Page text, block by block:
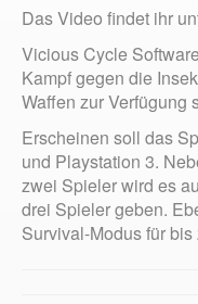
Das Video findet ihr
Vicious Cycle
Kampf gegen die
Waffen zur Verfügung
Erscheinen soll das
und Playstation 3.
zwei Spieler wird es
drei Spieler geben.
Survival-Modus für